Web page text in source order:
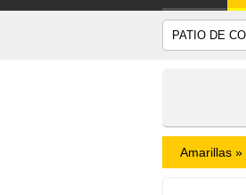
Amarillas »